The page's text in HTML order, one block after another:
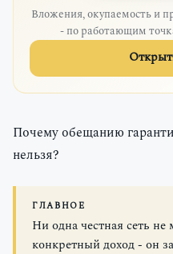
Вложения, окупаемость и
- по работающим
Почему обещанию
нельзя?
ГЛАВНОЕ
Ни одна честная сеть
конкретный доход - он